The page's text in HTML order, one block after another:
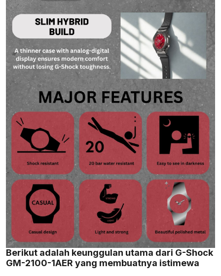
Berikut adalah keunggulan utama dari G-Shock
GM-2100-1AER yang membuatnya istimewa